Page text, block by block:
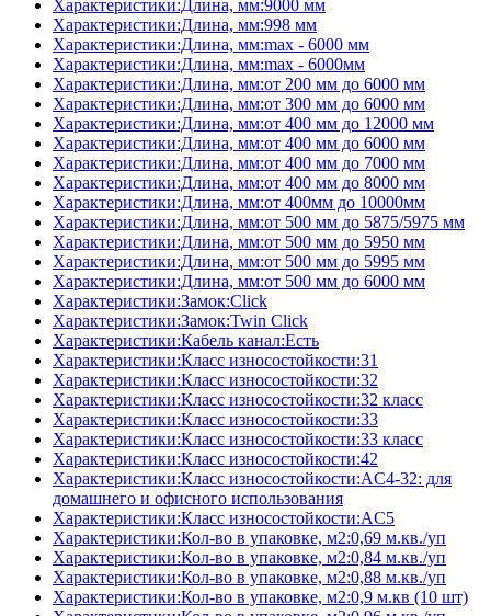
Характеристики:Длина, мм:9000 мм
Характеристики:Длина, мм:998 мм
Характеристики:Длина, мм:max - 6000 мм
Характеристики:Длина, мм:max - 6000мм
Характеристики:Длина, мм:от 200 мм до 6000 мм
Характеристики:Длина, мм:от 300 мм до 6000 мм
Характеристики:Длина, мм:от 400 мм до 12000 мм
Характеристики:Длина, мм:от 400 мм до 6000 мм
Характеристики:Длина, мм:от 400 мм до 7000 мм
Характеристики:Длина, мм:от 400 мм до 8000 мм
Характеристики:Длина, мм:от 400мм до 10000мм
Характеристики:Длина, мм:от 500 мм до 5875/5975 мм
Характеристики:Длина, мм:от 500 мм до 5950 мм
Характеристики:Длина, мм:от 500 мм до 5995 мм
Характеристики:Длина, мм:от 500 мм до 6000 мм
Характеристики:Замок:Click
Характеристики:Замок:Twin Click
Характеристики:Кабель канал:Есть
Характеристики:Класс износостойкости:31
Характеристики:Класс износостойкости:32
Характеристики:Класс износостойкости:32 класс
Характеристики:Класс износостойкости:33
Характеристики:Класс износостойкости:33 класс
Характеристики:Класс износостойкости:42
Характеристики:Класс износостойкости:AC4-32: для
домашнего и офисного использования
Характеристики:Класс износостойкости:AC5
Характеристики:Кол-во в упаковке, м2:0,69 м.кв./уп
Характеристики:Кол-во в упаковке, м2:0,84 м.кв./уп
Характеристики:Кол-во в упаковке, м2:0,88 м.кв./уп
Характеристики:Кол-во в упаковке, м2:0,9 м.кв (10 шт)